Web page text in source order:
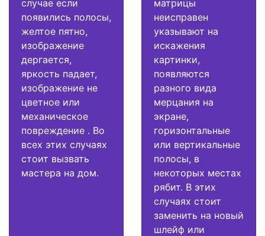
случае если
появились полосы,
желтое пятно,
изображение
дергается,
яркость падает,
изображение не
цветное или
механическое
повреждение . Во
всех этих случаях
стоит вызвать
мастера на дом.
матрицы
неисправен
указывают на
искажения
картинки,
появляются
разного вида
мерцания на
экране,
горизонтальные
или вертикальные
полосы, в
некоторых местах
рябит. В этих
случаях стоит
заменить на новый
шлейф или